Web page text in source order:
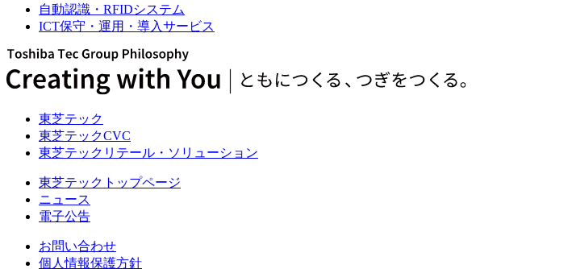
自動認識・RFIDシステム
ICT保守・運用・導入サービス
東芝テック
東芝テックCVC
東芝テックリテール・ソリューション
東芝テックトップページ
ニュース
電子公告
お問い合わせ
個人情報保護方針